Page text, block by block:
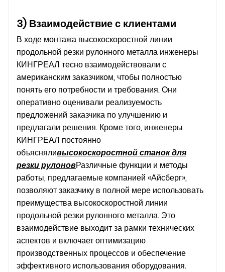
3) Взаимодействие с клиентами
В ходе монтажа высокоскоростной линии
продольной резки рулонного металла инженеры
КИНГРЕАЛ тесно взаимодействовали с
американским заказчиком, чтобы полностью
понять его потребности и требования. Они
оперативно оценивали реализуемость
предложений заказчика по улучшению и
предлагали решения. Кроме того, инженеры
КИНГРЕАЛ постоянно
объясняливысокоскоростной станок для
резки рулоновРазличные функции и методы
работы, предлагаемые компанией «Айсберг»,
позволяют заказчику в полной мере использовать
преимущества высокоскоростной линии
продольной резки рулонного металла. Это
взаимодействие выходит за рамки технических
аспектов и включает оптимизацию
производственных процессов и обеспечение
эффективного использования оборудования.